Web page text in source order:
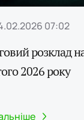
07:02
розклад
2026 року